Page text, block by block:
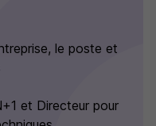
le poste et
et Directeur pour